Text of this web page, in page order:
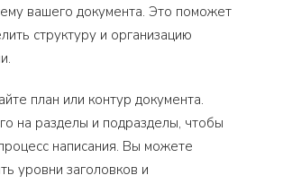
вашего документа. Это поможет
структуру и организацию
план или контур документа.
на разделы и подразделы, чтобы
написания. Вы можете
уровни заголовков и